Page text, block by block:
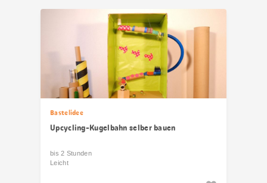
Bastelidee
Upcycling-Kugelbahn selber bauen
bis 2 Stunden
Leicht